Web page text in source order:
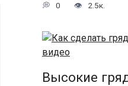
0 2.5к.
Высокие